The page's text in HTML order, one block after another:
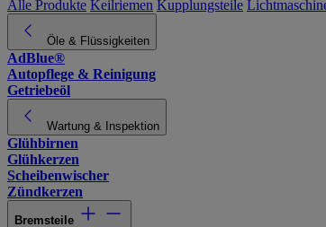
Alle Produkte Keilriemen Kupplungsteile
Öle & Flüssigkeiten
AdBlue®
Autopflege & Reinigung
Getriebeöl
Wartung & Inspektion
Glühbirnen
Glühkerzen
Scheibenwischer
Zündkerzen
Bremsteile